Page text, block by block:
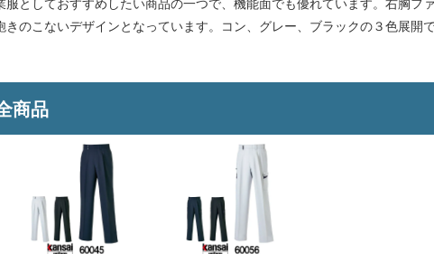
のこないデザインとなっています。コン、グレー、ブラックの３色展開
商品